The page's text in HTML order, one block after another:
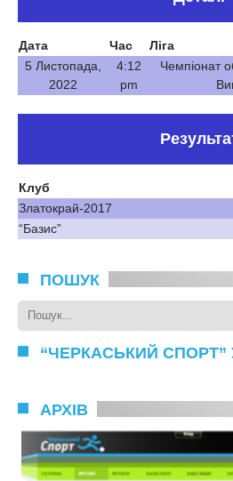
Дата Час Ліга
5 Листопада,
2022
4:12
pm
Чемпіонат
Клуб
Златокрай-2017
“Базис”
ПОШУК
“ЧЕРКАСЬКИЙ СПОРТ”
АРХІВ